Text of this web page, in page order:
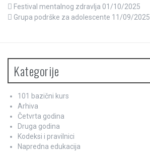
Festival mentalnog zdravlja 01/10/2025
Grupa podrške za adolescente 11/09/2025
Kategorije
101 bazični kurs
Arhiva
Četvrta godina
Druga godina
Kodeksi i pravilnici
Napredna edukacija